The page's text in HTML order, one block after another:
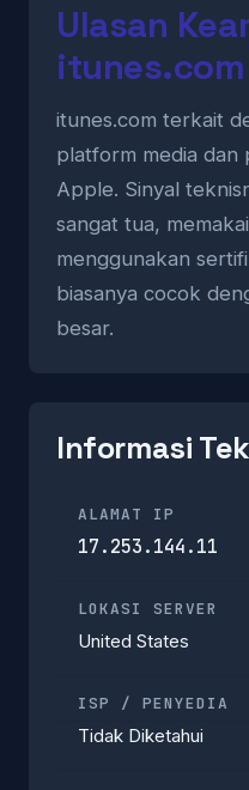
Ulasan
itunes.com
itunes.com terkait
platform media dan
Apple. Sinyal
sangat tua,
menggunakan
biasanya cocok
besar.
Informasi
ALAMAT IP
17.253.144.11
LOKASI SERVER
United States
ISP / PENYEDIA
Tidak Diketahui